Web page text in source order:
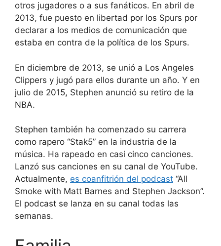
otros jugadores o a sus fanáticos. En abril de
2013, fue puesto en libertad por los Spurs por
declarar a los medios de comunicación que
estaba en contra de la política de los Spurs.
En diciembre de 2013, se unió a Los Angeles
Clippers y jugó para ellos durante un año. Y en
julio de 2015, Stephen anunció su retiro de la
NBA.
Stephen también ha comenzado su carrera
como rapero “Stak5” en la industria de la
música. Ha rapeado en casi cinco canciones.
Lanzó sus canciones en su canal de YouTube.
Actualmente, es coanfitrión del podcast “All
Smoke with Matt Barnes and Stephen Jackson”.
El podcast se lanza en su canal todas las
semanas.